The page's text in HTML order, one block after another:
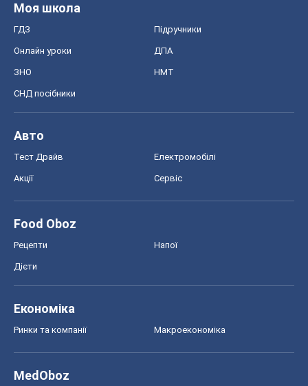
Моя школа
ГДЗ Підручники
Онлайн уроки ДПА
ЗНО НМТ
СНД посібники
Авто
Тест Драйв Електромобілі
Акції Сервіс
Food Oboz
Рецепти Напої
Дієти
Економіка
Ринки та компанії Макроекономіка
MedOboz